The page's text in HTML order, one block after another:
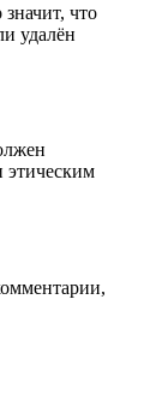
что
удалён
этическим